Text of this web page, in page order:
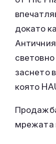
докато
заснето
която
мрежата